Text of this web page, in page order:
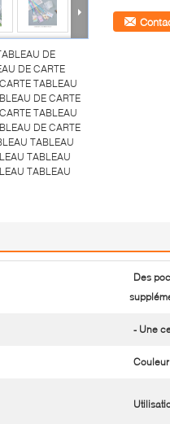
DE
DE CARTE
TABLEAU
DE CARTE
TABLEAU
DE CARTE
TABLEAU
TABLEAU
TABLEAU
Des
- Une